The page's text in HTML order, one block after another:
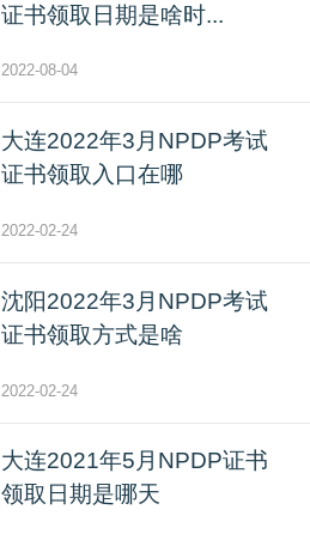
证书领取日期是啥时...
2022-08-04
大连2022年3月NPDP考试
证书领取入口在哪
2022-02-24
沈阳2022年3月NPDP考试
证书领取方式是啥
2022-02-24
大连2021年5月NPDP证书
领取日期是哪天